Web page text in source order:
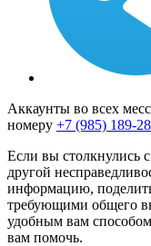
Аккаунты во всех
номеру +7 (985) 189-
Если вы столкнулись
другой
информацию,
требующими общего
удобным вам
вам помочь.